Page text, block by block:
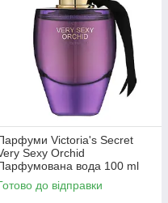
Victoria's Secret
Sexy Orchid
вода 100 ml
Secret Very Sexy
Жіночі)
до відправки